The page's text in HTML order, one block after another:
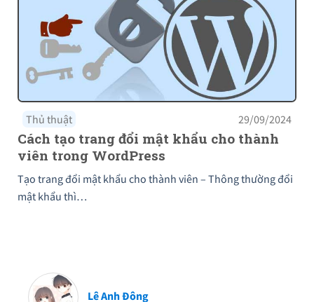
Thủ thuật 29/09/2024
Cách tạo trang đổi mật khẩu cho thành
viên trong WordPress
Tạo trang đổi mật khẩu cho thành viên – Thông thường đổi
mật khẩu thì…
Lê Anh Đông